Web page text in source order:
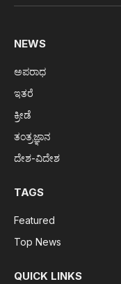
NEWS
ಅಪರಾಧ
ಇತರೆ
ಕ್ರೀಡೆ
ತಂತ್ರಜ್ಞಾನ
ದೇಶ-ವಿದೇಶ
TAGS
Featured
Top News
QUICK LINKS